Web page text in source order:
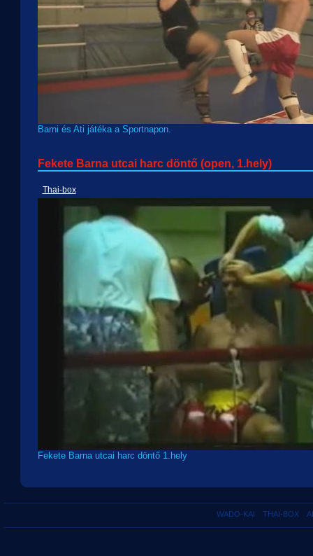
Barni és Ati játéka a Sportnapon.
Fekete Barna utcai harc döntő (open, 1.hely)
Thai-box
Fekete Barna utcai harc döntő 1.hely
WADO-KAI THAI-BOX